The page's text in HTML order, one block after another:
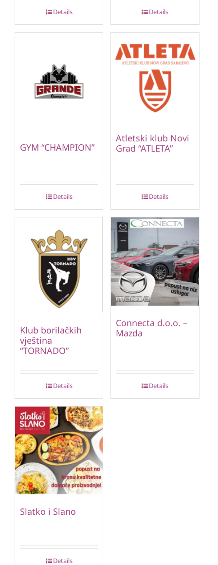
Details Details
GYM “CHAMPION”
Details
Atletski klub Novi
Grad “ATLETA”
Details
Klub borilačkih
vještina
“TORNADO”
Details
Connecta d.o.o. –
Mazda
Details
Slatko i Slano
Details